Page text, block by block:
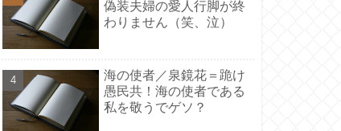
偽装夫婦の愛人行脚が終
わりません（笑、泣）
海の使者／泉鏡花＝跪け
愚民共！海の使者である
私を敬うでゲソ？